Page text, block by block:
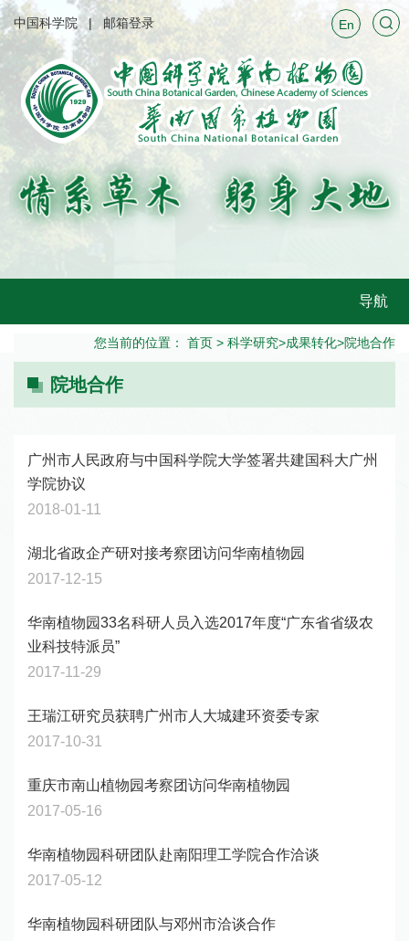
中国科学院 邮箱登录 En
导航
您当前的位置： 首页 > 科学研究>成果转化>院地合作
院地合作
广州市人民政府与中国科学院大学签署共建国科大广州
学院协议
2018-01-11
湖北省政企产研对接考察团访问华南植物园
2017-12-15
华南植物园33名科研人员入选2017年度“广东省省级农
业科技特派员”
2017-11-29
王瑞江研究员获聘广州市人大城建环资委专家
2017-10-31
重庆市南山植物园考察团访问华南植物园
2017-05-16
华南植物园科研团队赴南阳理工学院合作洽谈
2017-05-12
华南植物园科研团队与邓州市洽谈合作